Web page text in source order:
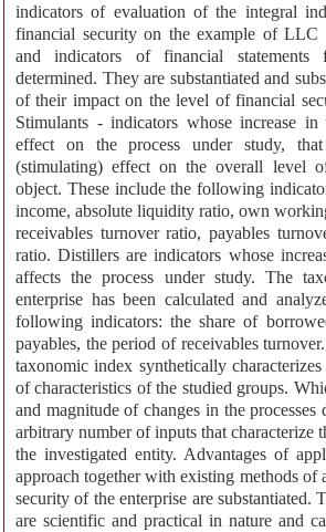
indicators of evaluation of the integral
financial security on the example of LLC
and indicators of financial statements
determined. They are substantiated and
of their impact on the level of financial
Stimulants - indicators whose increase
effect on the process under study,
(stimulating) effect on the overall level
object. These include the following
income, absolute liquidity ratio, own
receivables turnover ratio, payables
ratio. Distillers are indicators whose
affects the process under study. The
enterprise has been calculated and
following indicators: the share of
payables, the period of receivables
taxonomic index synthetically
of characteristics of the studied groups.
and magnitude of changes in the processes
arbitrary number of inputs that characterize
the investigated entity. Advantages of
approach together with existing methods of
security of the enterprise are substantiated.
are scientific and practical in nature and